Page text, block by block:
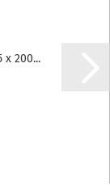
x 200...